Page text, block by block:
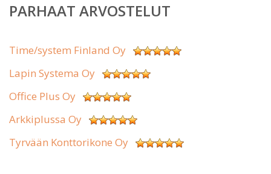
PARHAAT ARVOSTELUT
Time/system Finland Oy
Lapin Systema Oy
Office Plus Oy
Arkkiplussa Oy
Tyrvään Konttorikone Oy